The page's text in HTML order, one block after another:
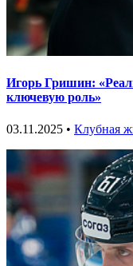
Игорь Гришин:
ключевую роль»
03.11.2025 • Клубная